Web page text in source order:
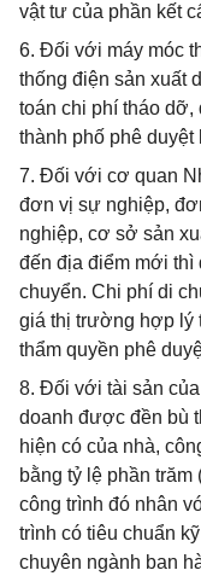
vật tư của phần kết
6. Đối với máy móc
thống điện sản xuất
toán chi phí tháo dỡ,
thành phố phê
7. Đối với cơ quan
đơn vị sự nghiệp,
nghiệp, cơ sở sản
đến địa điểm mới
chuyển. Chi phí di
giá thị trường hợp
thẩm quyền phê
8. Đối với tài sản
doanh được đền bù
hiện có của nhà,
bằng tỷ lệ phần
công trình đó nhân
trình có tiêu chuẩn
chuyên ngành ban